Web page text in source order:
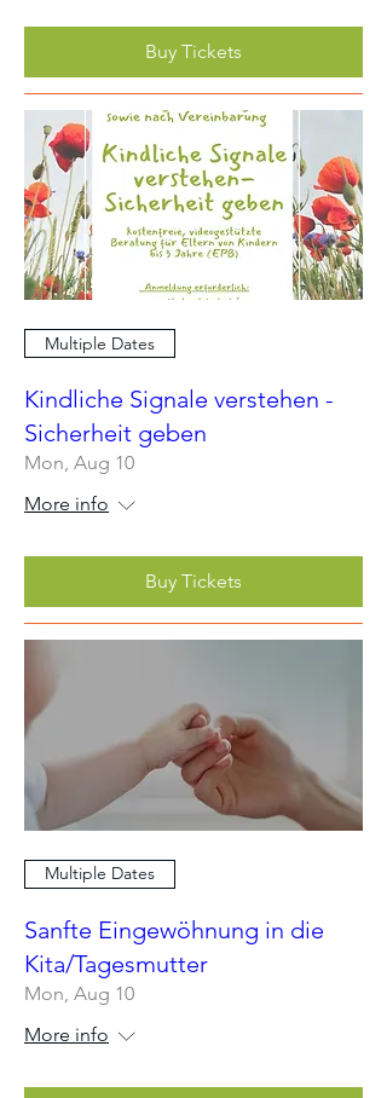
Buy Tickets
Multiple Dates
Kindliche Signale verstehen -
Sicherheit geben
Mon, Aug 10
More info
Buy Tickets
Multiple Dates
Sanfte Eingewöhnung in die
Kita/Tagesmutter
Mon, Aug 10
More info